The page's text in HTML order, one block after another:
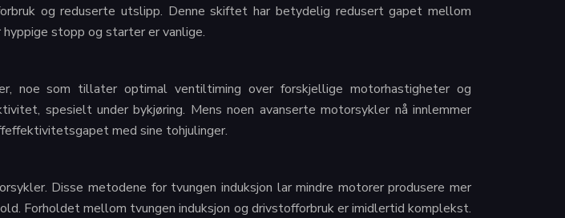
og reduserte utslipp. Denne skiftet har betydelig redusert gapet mellom
stopp og starter er vanlige.
noe som tillater optimal ventiltiming over forskjellige motorhastigheter og
spesielt under bykjøring. Mens noen avanserte motorsykler nå innlemmer
med sine tohjulinger.
Disse metodene for tvungen induksjon lar mindre motorer produsere mer
Forholdet mellom tvungen induksjon og drivstofforbruk er imidlertid komplekst.